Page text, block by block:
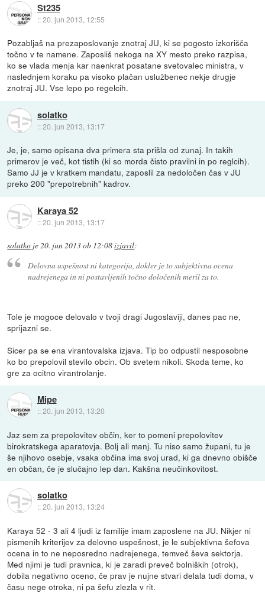
St235
::20. jun 2013, 12:55
Pozabljaš na prezaposlovanje znotraj JU, ki se pogosto izkorišča
točno v te namene. Zaposliš nekoga na XY mesto preko razpisa,
ko se vlada menja kar naenkrat posatane svetovalec ministra, v
naslednjem koraku pa visoko plačan uslužbenec nekje drugje
znotraj JU. Vse lepo po regelcih.
solatko
::20. jun 2013, 13:17
Je, je, samo opisana dva primera sta prišla od zunaj. In takih
primerov je več, kot tistih (ki so morda čisto pravilni in po reglcih).
Samo JJ je v kratkem mandatu, zaposlil za nedoločen čas v JU
preko 200 "prepotrebnih" kadrov.
Karaya 52
::20. jun 2013, 13:17
solatko je20. jun 2013 ob 12:08izjavil:
Delovna uspešnost ni kategorija, dokler je to subjektivna ocena
nadrejenega in ni postavljenih točno določenih meril za to.
Tole je mogoce delovalo v tvoji dragi Jugoslaviji, danes pac ne,
sprijazni se.
Sicer pa se ena virantovalska izjava. Tip bo odpustil nesposobne
ko bo prepolovil stevilo obcin. Ob svetem nikoli. Skoda teme, ko
gre za ocitno virantrolanje.
Mipe
::20. jun 2013, 13:20
Jaz sem za prepolovitev občin, ker to pomeni prepolovitev
birokratskega aparatovja. Bolj ali manj. Tu niso samo župani, tu je
še njihovo osebje, vsaka občina ima svoj urad, ki ga dnevno obišče
en občan, če je slučajno lep dan. Kakšna neučinkovitost.
solatko
::20. jun 2013, 13:24
Karaya 52 - 3 ali 4 ljudi iz familije imam zaposlene na JU. Nikjer ni
pismenih kriterijev za delovno uspešnost, je le subjektivna šefova
ocena in to ne neposredno nadrejenega, temveč ševa sektorja.
Med njimi je tudi pravnica, ki je zaradi preveč bolniških (otrok),
dobila negativno oceno, če prav je nujne stvari delala tudi doma, v
času nege otroka, ni pa šefu zlezla v rit.